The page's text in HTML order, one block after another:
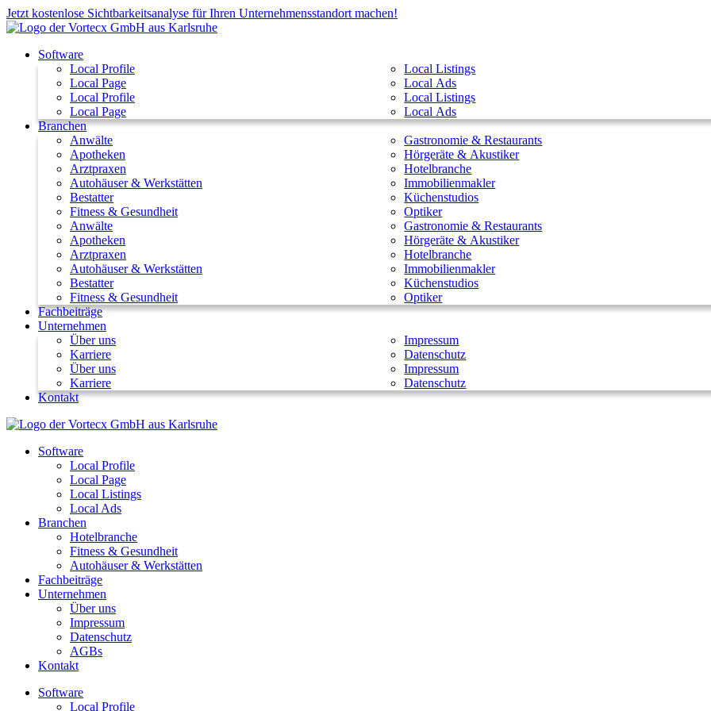
Zum
Inhalt
Jetzt kostenlose Sichtbarkeitsanalyse für Ihren Unternehmensstandort machen!
Software
Local Profile
Local Page
Local Listings
Local Ads
Local Profile
Local Page
Local Listings
Local Ads
Branchen
Anwälte
Apotheken
Arztpraxen
Autohäuser & Werkstätten
Bestatter
Fitness & Gesundheit
Gastronomie & Restaurants
Hörgeräte & Akustiker
Hotelbranche
Immobilienmakler
Küchenstudios
Optiker
Anwälte
Apotheken
Arztpraxen
Autohäuser & Werkstätten
Bestatter
Fitness & Gesundheit
Gastronomie & Restaurants
Hörgeräte & Akustiker
Hotelbranche
Immobilienmakler
Küchenstudios
Optiker
Fachbeiträge
Unternehmen
Über uns
Karriere
Impressum
Datenschutz
Über uns
Karriere
Impressum
Datenschutz
Kontakt
Software
Local Profile
Local Page
Local Listings
Local Ads
Branchen
Hotelbranche
Fitness & Gesundheit
Autohäuser & Werkstätten
Fachbeiträge
Unternehmen
Über uns
Impressum
Datenschutz
AGBs
Kontakt
Software
Local Profile